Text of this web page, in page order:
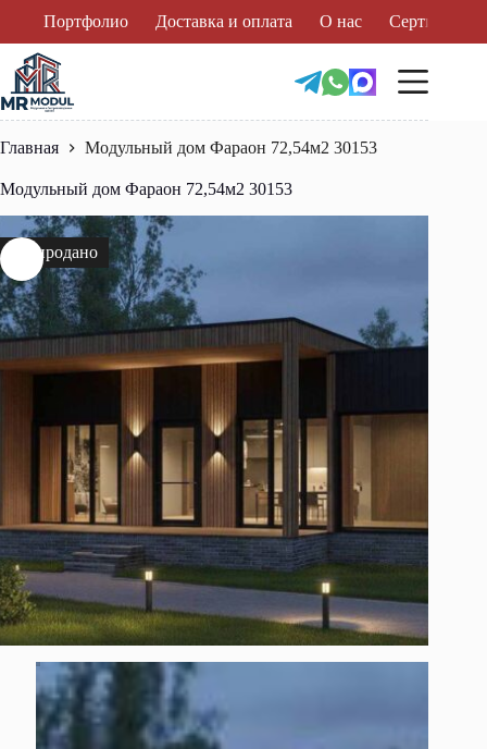
сути
Портфолио Доставка и оплата О нас
Главная Модульный дом Фараон 72,54м2 30153
Модульный дом Фараон 72,54м2 30153
Распродано